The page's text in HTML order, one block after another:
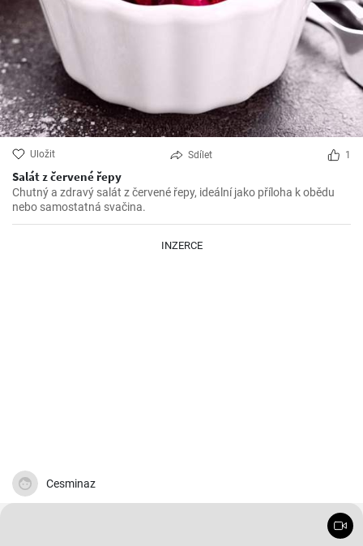
Uložit Sdílet 1
Salát z červené řepy
Chutný a zdravý salát z červené řepy, ideální jako příloha k obědu
nebo samostatná svačina.
INZERCE
Cesminaz